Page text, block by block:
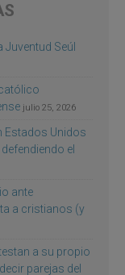
Seúl
julio 25, 2026
Estados Unidos
el
ante
a cristianos (y
a su propio
parejas del